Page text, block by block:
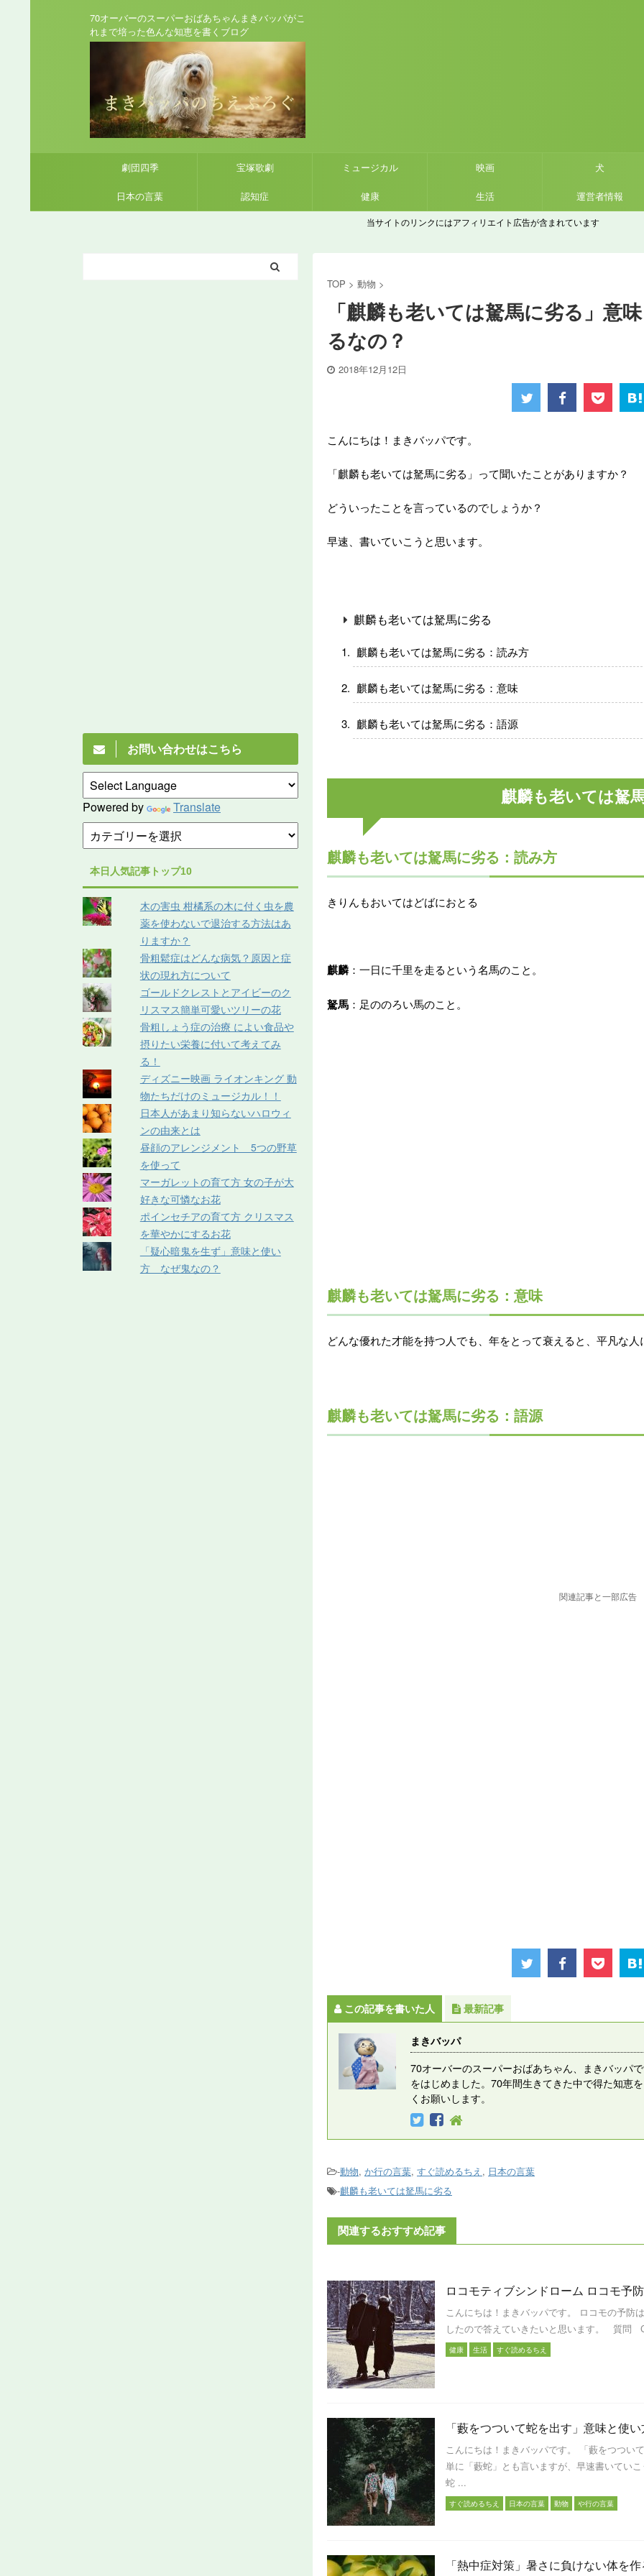
70オーバーのスーパーおばあちゃんまきバッパがこ
れまで培った色んな知恵を書くブログ
劇団四季 宝塚歌劇 ミュージカル 映画 犬
日本の言葉 認知症 健康 生活 運営者情報
当サイトのリンクにはアフィリエイト広告が含まれています
TOP > 動物 >
「麒麟も老いては駑馬に劣る」
るなの？
2018年12月12日
こんにちは！まきバッパです。
「麒麟も老いては駑馬に劣る」って聞いたことがありますか？
どういったことを言っているのでしょうか？
早速、書いていこうと思います。
麒麟も老いては駑馬に劣る
麒麟も老いては駑馬に劣る：読み方
麒麟も老いては駑馬に劣る：意味
麒麟も老いては駑馬に劣る：語源
麒麟も老いては駑
麒麟も老いては駑馬に劣る：読み方
きりんもおいてはどばにおとる
麒麟 ：一日に千里を走るという名馬のこと。
駑馬 ：足ののろい馬のこと。
麒麟も老いては駑馬に劣る：意味
どんな優れた才能を持つ人でも、年をとって衰えると、平凡な
麒麟も老いては駑馬に劣る：語源
関連記事と一部広告
この記事を書いた人 最新記事
まきバッパ
70オーバーのスーパーおばあちゃん、まきバッパ
をはじめました。70年間生きてきた中で得た知恵
くお願いします。
-動物, か行の言葉, すぐ読めるちえ , 日本の言葉
-麒麟も老いては駑馬に劣る
関連するおすすめ記事
ロコモティブシンドローム ロコモ予
こんにちは！まきバッパです。 ロコモの予防
したので答えていきたいと思います。 質問
健康 生活 すぐ読めるちえ
「藪をつついて蛇を出す」意味と使
こんにちは！まきバッパです。 「藪をつつい
単に「藪蛇」とも言いますが、早速書いてい
蛇 ...
すぐ読めるちえ 日本の言葉 動物 や行の言葉
「熱中症対策」暑さに負けない体を
お問い合わせはこちら
Powered by Translate
本日人気記事トップ10
木の害虫 柑橘系の木に付く虫を農
薬を使わないで退治する方法はあ
りますか？
骨粗鬆症はどんな病気？原因と症
状の現れ方について
ゴールドクレストとアイビーのク
リスマス簡単可愛いツリーの花
骨粗しょう症の治療 によい食品や
摂りたい栄養に付いて考えてみ
る！
ディズニー映画 ライオンキング 動
物たちだけのミュージカル！！
日本人があまり知らないハロウィ
ンの由来とは
昼顔のアレンジメント 5つの野草
を使って
マーガレットの育て方 女の子が大
好きな可憐なお花
ポインセチアの育て方 クリスマス
を華やかにするお花
「疑心暗鬼を生ず」意味と使い
方 なぜ鬼なの？